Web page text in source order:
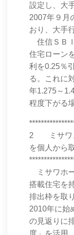
設定し、大
2007年９月
おり、大手
住信ＳＢ
住宅ローン
利を0.25％
る。これに
年1.275～
程度下がる
2 ミサワ、
を個人か
ミサワホ
搭載住宅を
排出枠を取
2010年に始
の見返りに
度」を活用